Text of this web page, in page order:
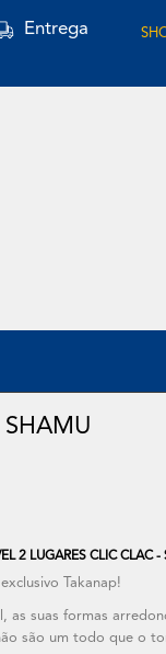
Entrega
SHAMU
2 LUGARES CLIC CLAC -
Takanap!
as suas formas
são um todo que o